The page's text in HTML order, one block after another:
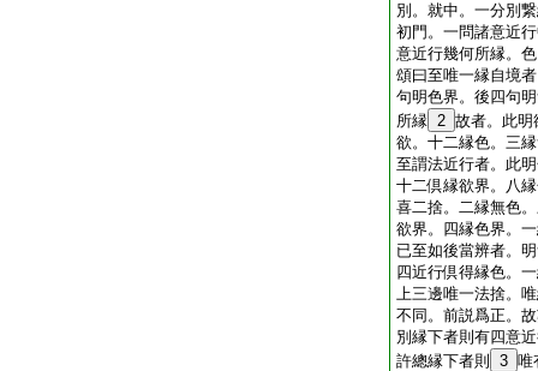
別。就中。一分別
初門。一問諸意近
意近行幾何所縁。
頌曰至唯一縁自境
句明色界。後四
所縁 2 故者。此明
欲。十二縁色。
至謂法近行者。此
十二倶縁欲界。八
喜二捨。二縁無色
欲界。四縁色界
已至如後當辨者。
四近行倶得縁色。
上三邊唯一法捨。
不同。前説爲正。
別縁下者則有四意
許總縁下者則
3 唯